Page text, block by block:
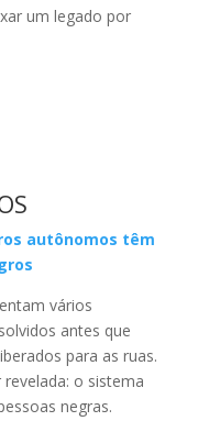
um legado por
autônomos têm
vários
antes que
para as ruas.
o sistema
negras.